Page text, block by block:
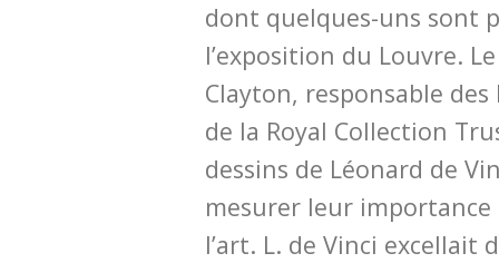
dont quelques-uns sont
l’exposition du Louvre.
Clayton, responsable
de la Royal Collection
dessins de Léonard de
mesurer leur importance
l’art. L. de Vinci excellait